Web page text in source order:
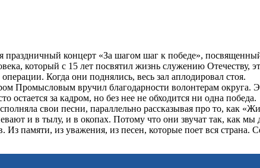
праздничный концерт «За шагом шаг к победе»,
который с 15 лет посвятил жизнь служению Отечеству,
Когда они поднялись, весь зал аплодировал стоя.
Промысловым вручил благодарности волонтерам округа.
за кадром, но без нее не обходится ни одна победа.
свои песни, параллельно рассказывая про то, как
и в тылу, и в окопах. Потому что они звучат так, как мы
Из памяти, из уважения, из песен, которые поет вся